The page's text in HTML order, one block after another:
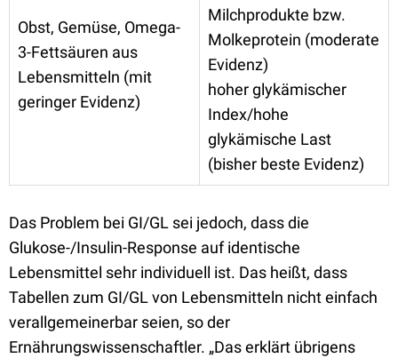
Obst, Gemüse, Omega-
3-Fettsäuren aus
Lebensmitteln (mit
geringer Evidenz)
Milchprodukte bzw.
Molkeprotein (moderate
Evidenz)
hoher glykämischer
Index/hohe
glykämische Last
(bisher beste Evidenz)
Das Problem bei GI/GL sei jedoch, dass die
Glukose-/Insulin-Response auf identische
Lebensmittel sehr individuell ist. Das heißt, dass
Tabellen zum GI/GL von Lebensmitteln nicht einfach
verallgemeinerbar seien, so der
Ernährungswissenschaftler. „Das erklärt übrigens